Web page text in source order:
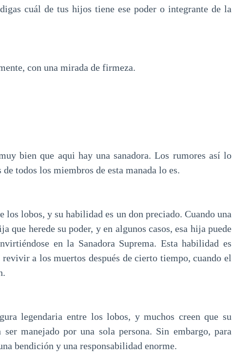
cuál de tus hijos tiene ese poder o integrante de la
con una mirada de firmeza.
bien que aqui hay una sanadora. Los rumores así lo
todos los miembros de esta manada lo es.
los lobos, y su habilidad es un don preciado. Cuando una
que herede su poder, y en algunos casos, esa hija puede
en la Sanadora Suprema. Esta habilidad es
a los muertos después de cierto tiempo, cuando el
legendaria entre los lobos, y muchos creen que su
ser manejado por una sola persona. Sin embargo, para
bendición y una responsabilidad enorme.